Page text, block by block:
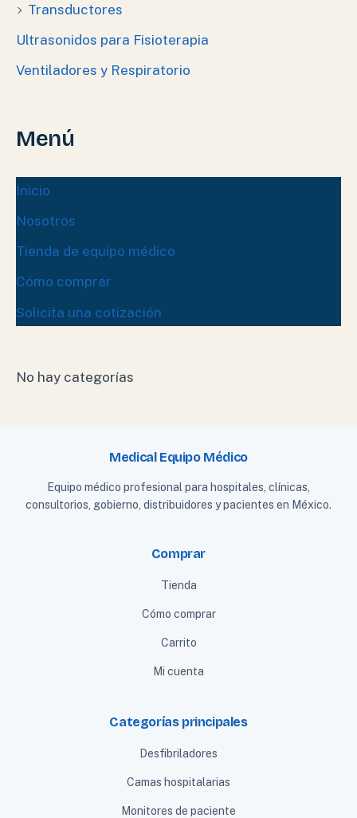
Transductores
Ultrasonidos para Fisioterapia
Ventiladores y Respiratorio
Menú
Inicio
Nosotros
Tienda de equipo médico
Cómo comprar
Solicita una cotización
No hay categorías
Medical Equipo Médico
Equipo médico profesional para hospitales, clínicas,
consultorios, gobierno, distribuidores y pacientes en México.
Comprar
Tienda
Cómo comprar
Carrito
Mi cuenta
Categorías principales
Desfibriladores
Camas hospitalarias
Monitores de paciente